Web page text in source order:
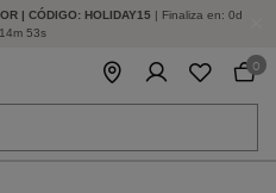
| CÓDIGO: HOLIDAY15 | Finaliza en: 0d
14m 53s
| SEGUNDAS REBAJAS
0